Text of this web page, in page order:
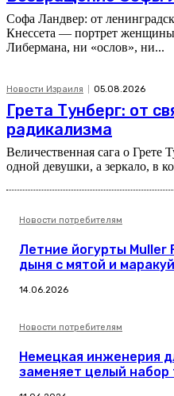
Софа Ландвер: от
Кнессета — портрет
Либермана, ни «ослов», ни...
Новости Израиля 05.08.2026
Грета Тунберг: от
радикализма
Величественная сага о Грете
одной девушки, а зеркало, в
Новости потребителям
Летние йогурты Muller
дыня с мятой и
14.06.2026
Новости потребителям
Немецкая инженерия
заменяет целый набор